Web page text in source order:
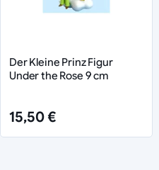
Der Kleine Prinz Figur
Under the Rose 9 cm
15,50 €